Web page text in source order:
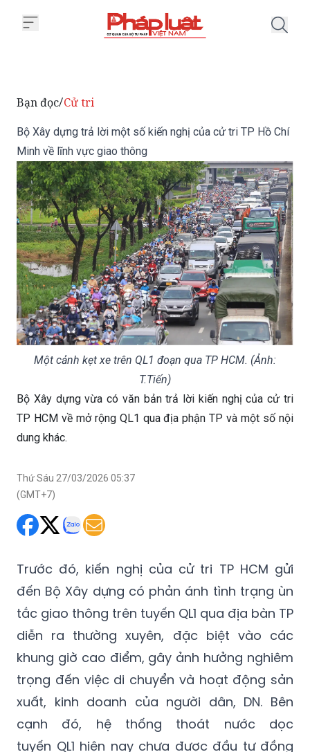
Bạn đọc/Cử tri
Bộ Xây dựng trả lời một số kiến nghị của cử tri TP Hồ Chí
Minh về lĩnh vực giao thông
Một cảnh kẹt xe trên QL1 đoạn qua TP HCM. (Ảnh:
T.Tiến)
Bộ Xây dựng vừa có văn bản trả lời kiến nghị của cử tri
dung khác.
Thứ Sáu 27/03/2026 05:37
Trước đó, kiến nghị của cử tri TP HCM gửi
đến Bộ Xây dựng có phản ánh tình trạng ùn
tắc giao thông trên tuyến QL1 qua địa bàn TP
diễn ra thường xuyên, đặc biệt vào các
khung giờ cao điểm, gây ảnh hưởng nghiêm
trọng đến việc di chuyển và hoạt động sản